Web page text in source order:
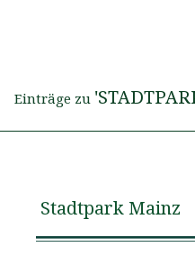
Einträge zu
Stadtpark Mainz